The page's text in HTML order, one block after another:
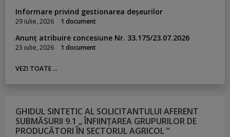
Informare privind gestionarea deșeurilor
29 iulie, 2026 1 document
Anunț atribuire concesiune Nr. 33.175/23.07.2026
23 iulie, 2026 1 document
VEZI TOATE ...
GHIDUL SINTETIC AL SOLICITANTULUI AFERENT
SUBMĂSURII 9.1 „ ÎNFIINȚAREA GRUPURILOR DE
PRODUCĂTORI ÎN SECTORUL AGRICOL ”